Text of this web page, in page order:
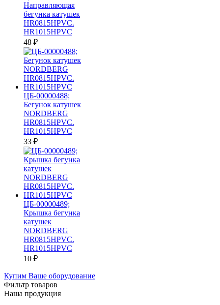
Направляющая
бегунка катушек
HR0815HPVC.
HR1015HPVC
48 ₽
ЦБ-00000488;
Бегунок катушек
NORDBERG
HR0815HPVC.
HR1015HPVC
33 ₽
ЦБ-00000489;
Крышка бегунка
катушек
NORDBERG
HR0815HPVC.
HR1015HPVC
10 ₽
Купим Ваше оборудование
Фильтр товаров
Наша продукция